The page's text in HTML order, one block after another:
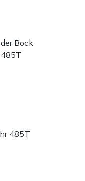
Bock
485T
485T